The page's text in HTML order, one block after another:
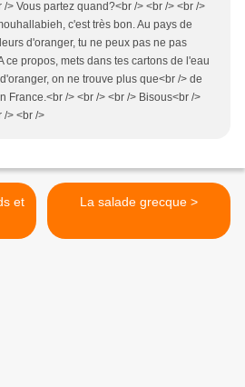
/> Vous partez quand?<br /> <br /> <br />
c'est très bon. Au pays de
d'oranger, tu ne peux pas ne pas
ce propos, mets dans tes cartons de l'eau
on ne trouve plus que<br /> de
France.<br /> <br /> <br /> Bisous<br />
/> <br />
La salade grecque >